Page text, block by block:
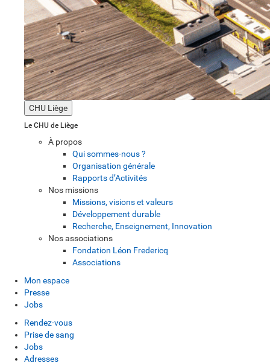
CHU Liège
Le CHU de Liège
À propos
Qui sommes-nous ?
Organisation générale
Rapports d’Activités
Nos missions
Missions, visions et valeurs
Développement durable
Recherche, Enseignement, Innovation
Nos associations
Fondation Léon Fredericq
Associations
Mon espace
Presse
Jobs
Rendez-vous
Prise de sang
Jobs
Adresses